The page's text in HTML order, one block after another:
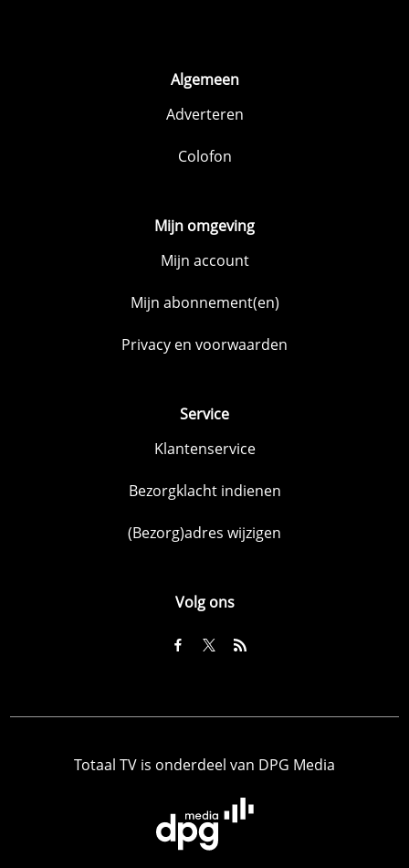
Algemeen
Adverteren
Colofon
Mijn omgeving
Mijn account
Mijn abonnement(en)
Privacy en voorwaarden
Service
Klantenservice
Bezorgklacht indienen
(Bezorg)adres wijzigen
Volg ons
Totaal TV is onderdeel van DPG Media